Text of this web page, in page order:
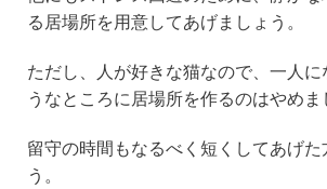
る居場所を用意してあげましょう。
ただし、人が好きな猫なので、一人に
うなところに居場所を作るのはやめま
留守の時間もなるべく短くしてあげた
う。